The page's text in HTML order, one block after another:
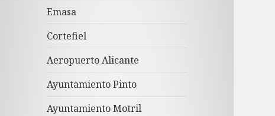
Emasa
Cortefiel
Aeropuerto Alicante
Ayuntamiento Pinto
Ayuntamiento Motril